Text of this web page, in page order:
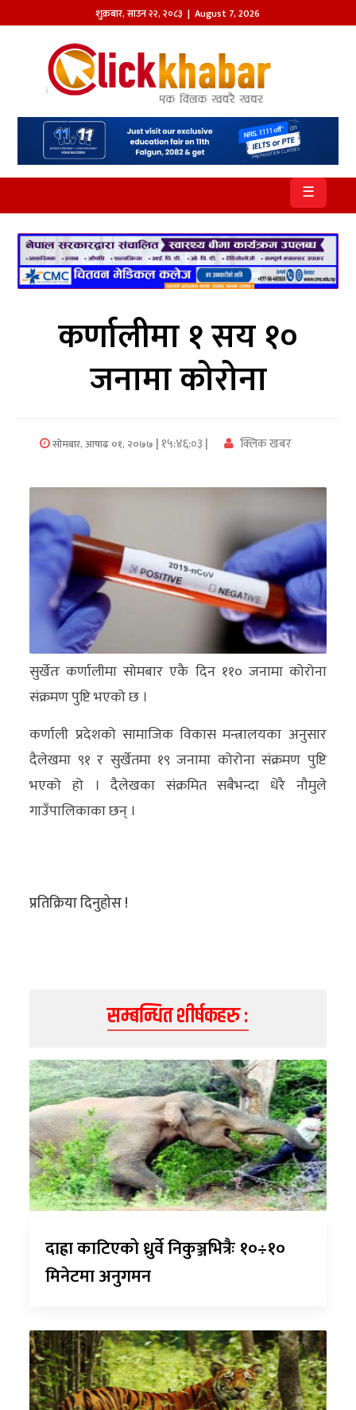
शुक्रबार,साउन२२,२०८३ | August 7, 2026
होमपेज
समाज
प्रदेश
आजको
पत्रिका
सम्पादकीय
अन्तर्राष्ट्रिय
मनाेरञ्जन
विज्ञान
प्रविधि
अन्तरर्वार्ता
विचार/
खेलकुद
रोचक
अन्य
क्लिक
खबर
विशेष
फोटो
☰
कर्णालीमा १ सय १०
जनामा कोरोना
सोमबार, आषाढ ०१, २०७७ | १५:४६:०३ | क्लिक खबर
सुर्खेतः कर्णालीमा सोमबार एकै दिन ११० जनामा कोरोना
संक्रमण पुष्टि भएको छ ।
कर्णाली प्रदेशको सामाजिक विकास मन्त्रालयका अनुसार
दैलेखमा ९१ र सुर्खेतमा १९ जनामा कोरोना संक्रमण पुष्टि
भएको हो । दैलेखका संक्रमित सबैभन्दा धेरै नौमुले
गाउँपालिकाका छन् ।
प्रतिक्रिया दिनुहोस !
सम्बन्धित शीर्षकहरु :
दाह्रा काटिएको ध्रुर्वे निकुञ्जभित्रैः १०÷१०
मिनेटमा अनुगमन